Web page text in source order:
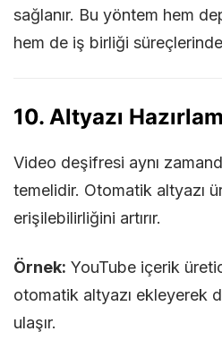
sağlanır. Bu yöntem hem
hem de iş birliği süreçlerinde
10. Altyazı
Video deşifresi aynı
temelidir. Otomatik altyazı
erişilebilirliğini artırır.
Örnek: YouTube içerik
otomatik altyazı ekleyerek
ulaşır.